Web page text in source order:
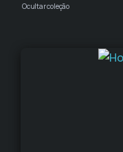
Ocultar coleção